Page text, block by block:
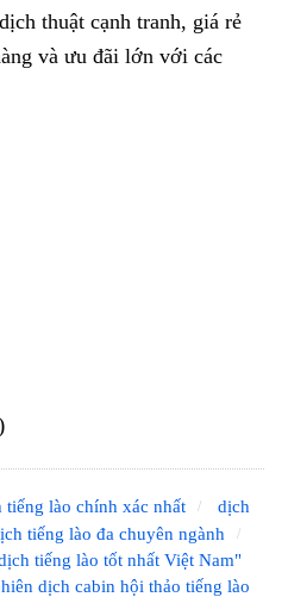
thuật cạnh tranh, giá rẻ
và ưu đãi lớn với các
tiếng lào chính xác nhất
dịch
tiếng lào đa chuyên ngành
tiếng lào tốt nhất Việt Nam"
dịch cabin hội thảo tiếng lào